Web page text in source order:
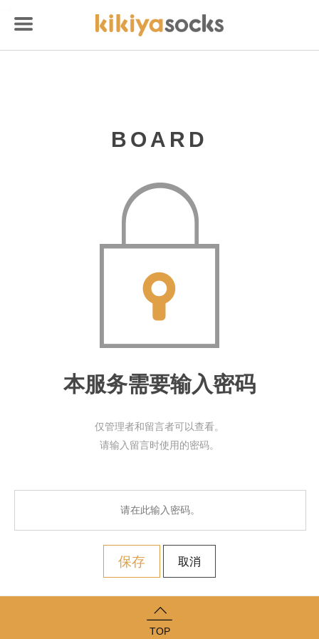
BOARD
本服务需要输入密码
仅管理者和留言者可以查看。
请输入留言时使用的密码。
保存 取消
TOP